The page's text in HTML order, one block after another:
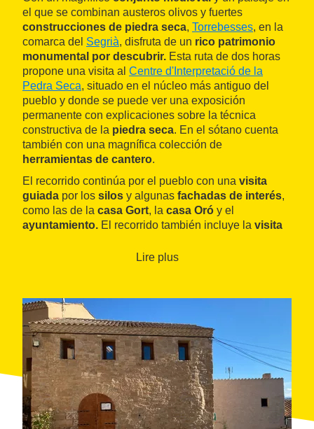
el que se combinan austeros olivos y fuertes
construcciones de piedra seca, Torrebesses, en la
comarca del Segrià, disfruta de un rico patrimonio
monumental por descubrir. Esta ruta de dos horas
propone una visita al Centre d'Interpretació de la
Pedra Seca, situado en el núcleo más antiguo del
pueblo y donde se puede ver una exposición
permanente con explicaciones sobre la técnica
constructiva de la piedra seca. En el sótano cuenta
también con una magnífica colección de
herramientas de cantero.
El recorrido continúa por el pueblo con una visita
guiada por los silos y algunas fachadas de interés,
como las de la casa Gort, la casa Oró y el
ayuntamiento. El recorrido también incluye la visita
, declarada bien cultural de interés nacional,
Esta Ruta monumental se puede hacer los fines de
semana durante todo el año y las explicaciones
pueden seren lengua de signossi se solicita
previamente.
Lire plus